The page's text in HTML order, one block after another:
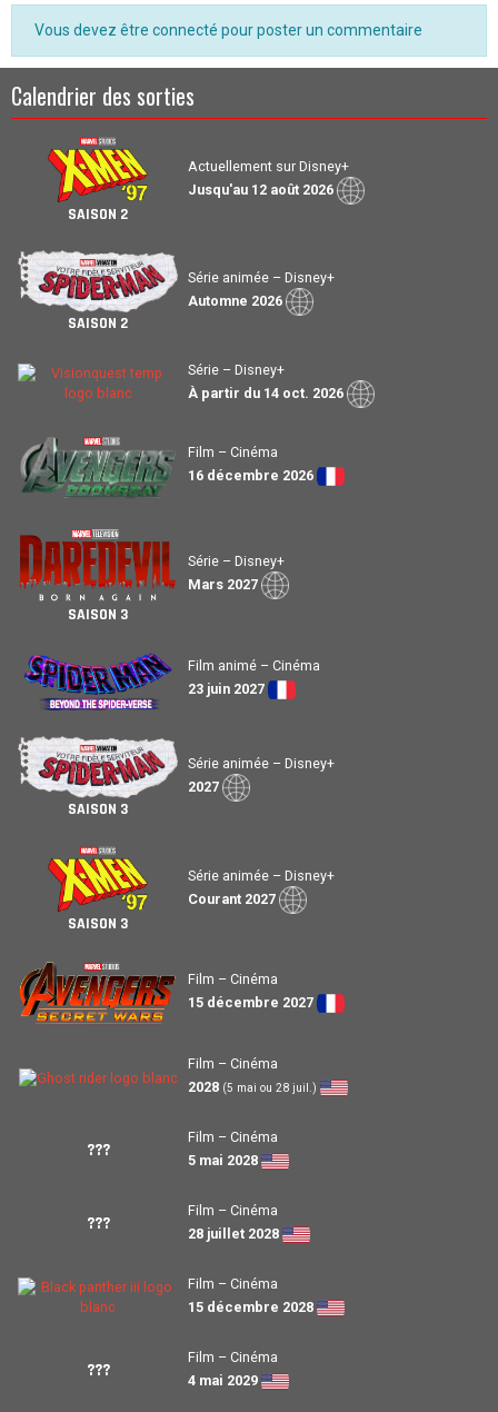
Vous devez être connecté pour poster un commentaire
Calendrier des sorties
SAISON 2
Actuellement sur Disney+
Jusqu'au 12 août 2026
SAISON 2
Série animée – Disney+
Automne 2026
Série – Disney+
À partir du 14 oct. 2026
Film – Cinéma
16 décembre 2026
SAISON 3
Série – Disney+
Mars 2027
Film animé – Cinéma
23 juin 2027
SAISON 3
Série animée – Disney+
2027
SAISON 3
Série animée – Disney+
Courant 2027
Film – Cinéma
15 décembre 2027
Film – Cinéma
2028 (5 mai ou 28 juil.)
???
Film – Cinéma
5 mai 2028
???
Film – Cinéma
28 juillet 2028
Film – Cinéma
15 décembre 2028
???
Film – Cinéma
4 mai 2029